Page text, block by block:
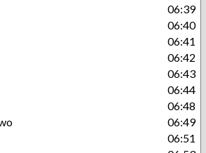
06:39
06:40
06:41
06:42
06:43
06:44
06:48
06:49
06:51